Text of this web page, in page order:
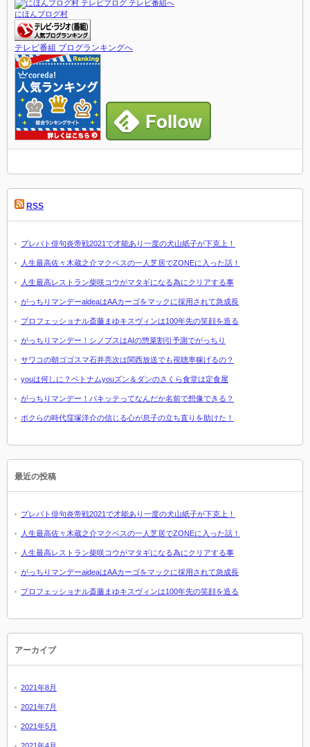
にほんブログ村
テレビ番組 ブログランキングへ
RSS
プレバト俳句炎帝戦2021で才能あり一度の犬山紙子が下克上！
人生最高佐々木蔵之介マクベスの一人芝居でZONEに入った話！
人生最高レストラン柴咲コウがマタギになる為にクリアする事
がっちりマンデーaideaはAAカーゴをマックに採用されて急成長
プロフェッショナル斎藤まゆキスヴィンは100年先の笑顔を造る
がっちりマンデー！シノプスはAIの惣菜割引予測でがっちり
サワコの朝ゴゴスマ石井亮次は関西放送でも視聴率稼げるの？
youは何しに？ベトナムyouズン＆ダンのさくら食堂は定食屋
がっちりマンデー！パキッテってなんだか名前で想像できる？
ボクらの時代窪塚洋介の信じる心が息子の立ち直りを助けた！
最近の投稿
プレバト俳句炎帝戦2021で才能あり一度の犬山紙子が下克上！
人生最高佐々木蔵之介マクベスの一人芝居でZONEに入った話！
人生最高レストラン柴咲コウがマタギになる為にクリアする事
がっちりマンデーaideaはAAカーゴをマックに採用されて急成長
プロフェッショナル斎藤まゆキスヴィンは100年先の笑顔を造る
アーカイブ
2021年8月
2021年7月
2021年5月